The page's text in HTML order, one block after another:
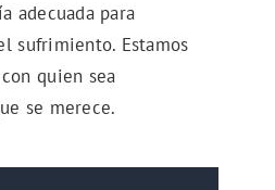
adecuada para
sufrimiento. Estamos
quien sea
se merece.